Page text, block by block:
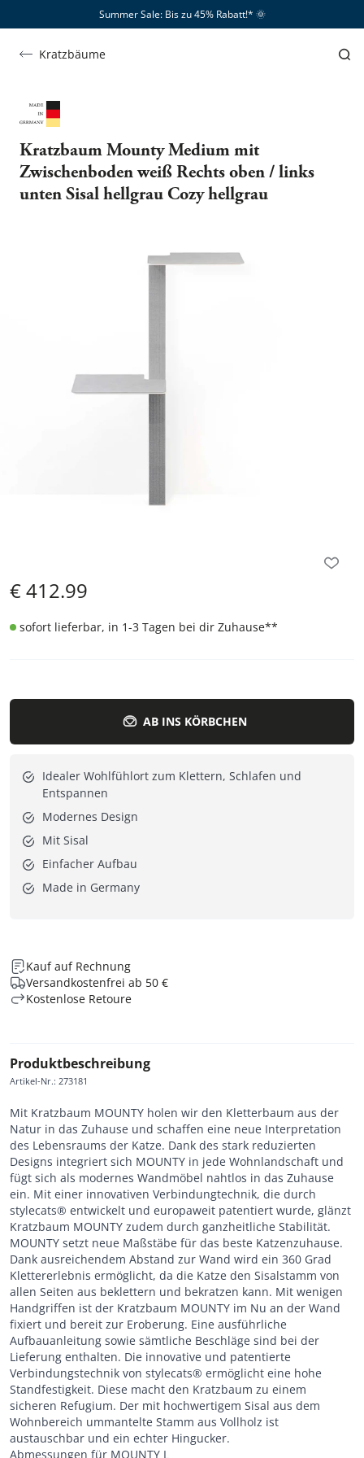
Summer Sale: Bis zu 45% Rabatt!*​ 🌞
Kratzbäume
Kratzbaum Mounty Medium mit
Zwischenboden weiß Rechts oben / links
unten Sisal hellgrau Cozy hellgrau
€412.99
sofort lieferbar, in 1-3 Tagen bei dir Zuhause**
AB INS KÖRBCHEN
Idealer Wohlfühlort zum Klettern, Schlafen und
Entspannen
Modernes Design
Mit Sisal
Einfacher Aufbau
Made in Germany
Kauf auf Rechnung
Versandkostenfrei ab 50 €
Kostenlose Retoure
Produktbeschreibung
Artikel-Nr.: 273181
Mit Kratzbaum MOUNTY holen wir den Kletterbaum aus der
Natur in das Zuhause und schaffen eine neue Interpretation
des Lebensraums der Katze. Dank des stark reduzierten
Designs integriert sich MOUNTY in jede Wohnlandschaft und
fügt sich als modernes Wandmöbel nahtlos in das Zuhause
ein. Mit einer innovativen Verbindungtechnik, die durch
stylecats® entwickelt und europaweit patentiert wurde, glänzt
Kratzbaum MOUNTY zudem durch ganzheitliche Stabilität.
MOUNTY setzt neue Maßstäbe für das beste Katzenzuhause.
Dank ausreichendem Abstand zur Wand wird ein 360 Grad
Klettererlebnis ermöglicht, da die Katze den Sisalstamm von
allen Seiten aus beklettern und bekratzen kann. Mit wenigen
Handgriffen ist der Kratzbaum MOUNTY im Nu an der Wand
fixiert und bereit zur Eroberung. Eine ausführliche
Aufbauanleitung sowie sämtliche Beschläge sind bei der
Lieferung enthalten. Die innovative und patentierte
Verbindungstechnik von stylecats® ermöglicht eine hohe
Standfestigkeit. Diese macht den Kratzbaum zu einem
sicheren Refugium. Der mit hochwertigem Sisal aus dem
Wohnbereich ummantelte Stamm aus Vollholz ist
austauschbar und ein echter Hingucker.
Abmessungen für MOUNTY L